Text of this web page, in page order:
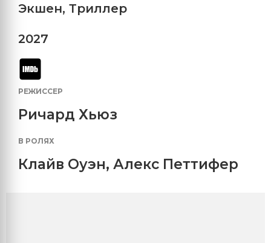
Экшен, Триллер
2027
РЕЖИССЕР
Ричард Хьюз
В РОЛЯХ
Клайв Оуэн, Алекс Петтифер